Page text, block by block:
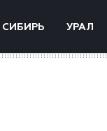
СИБИРЬ УРАЛ